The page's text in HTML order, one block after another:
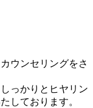
ウンセリングをさ
っかりとヒヤリン
しております。